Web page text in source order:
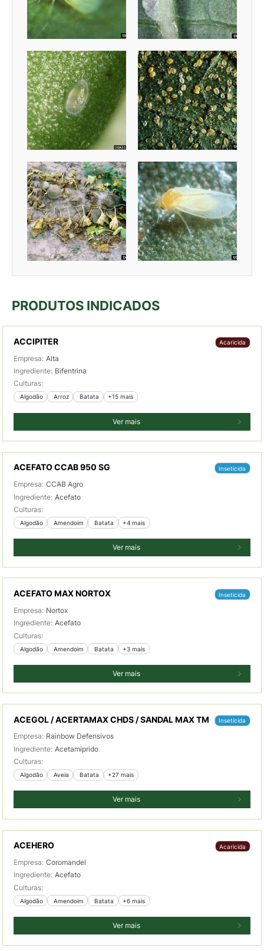
PRODUTOS INDICADOS
ACCIPITER Acaricida
Empresa: Alta
Ingrediente: Bifentrina
Culturas:
Algodão Arroz Batata +15 mais
Ver mais
ACEFATO CCAB 950 SG Inseticida
Empresa: CCAB Agro
Ingrediente: Acefato
Culturas:
Algodão Amendoim Batata +4 mais
Ver mais
ACEFATO MAX NORTOX Inseticida
Empresa: Nortox
Ingrediente: Acefato
Culturas:
Algodão Amendoim Batata +3 mais
Ver mais
ACEGOL / ACERTAMAX CHDS / SANDAL MAX TM Inseticida
Empresa: Rainbow Defensivos
Ingrediente: Acetamiprido
Culturas:
Algodão Aveia Batata +27 mais
Ver mais
ACEHERO Acaricida
Empresa: Coromandel
Ingrediente: Acefato
Culturas:
Algodão Amendoim Batata +6 mais
Ver mais